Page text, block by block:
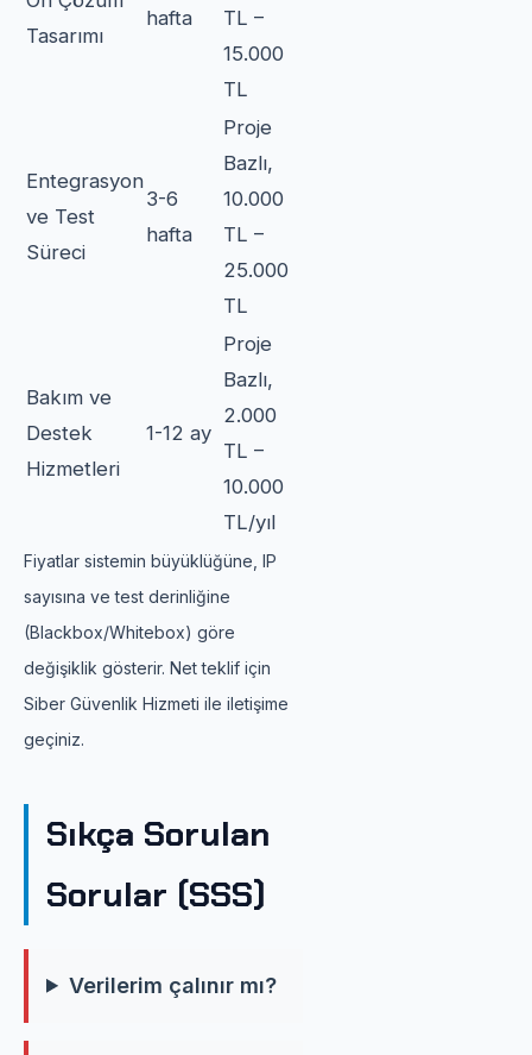
Tasarımı
hafta
TL –
15.000
TL
Entegrasyon
ve Test
Süreci
3-6
hafta
Proje
Bazlı,
10.000
TL –
25.000
TL
Bakım ve
Destek
Hizmetleri
1-12 ay
Proje
Bazlı,
2.000
TL –
10.000
TL/yıl
Fiyatlar sistemin büyüklüğüne, IP
sayısına ve test derinliğine
(Blackbox/Whitebox) göre
değişiklik gösterir. Net teklif için
Siber Güvenlik Hizmeti ile iletişime
geçiniz.
Sıkça Sorulan
Sorular (SSS)
Verilerim çalınır mı?